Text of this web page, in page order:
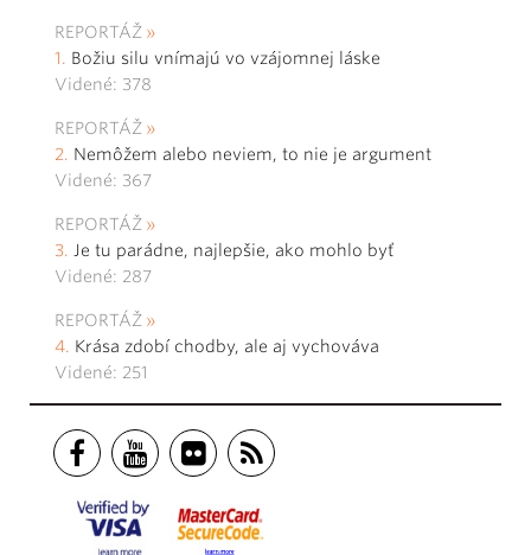
REPORTÁŽ
Božiu silu vnímajú vo vzájomnej láske
Videné: 378
REPORTÁŽ
Nemôžem alebo neviem, to nie je argument
Videné: 367
REPORTÁŽ
Je tu parádne, najlepšie, ako mohlo byť
Videné: 287
REPORTÁŽ
Krása zdobí chodby, ale aj vychováva
Videné: 251